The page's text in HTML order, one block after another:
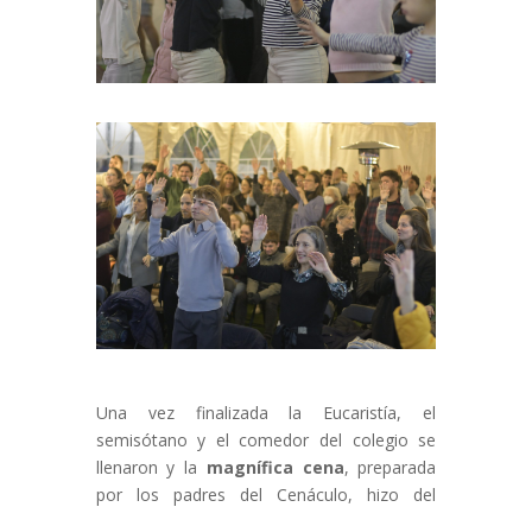
Una vez finalizada la Eucaristía, el
semisótano y el comedor del colegio se
llenaron y la magnífica cena, preparada
por los padres del Cenáculo, hizo del